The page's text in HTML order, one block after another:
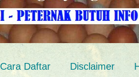
Cara Daftar Disclaimer